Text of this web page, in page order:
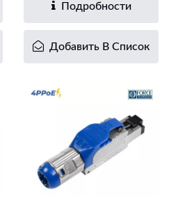
Подробности
Добавить В Список